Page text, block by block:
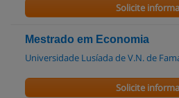
Solicite
Mestrado em Economia
Universidade Lusíada de V.N. de
Solicite